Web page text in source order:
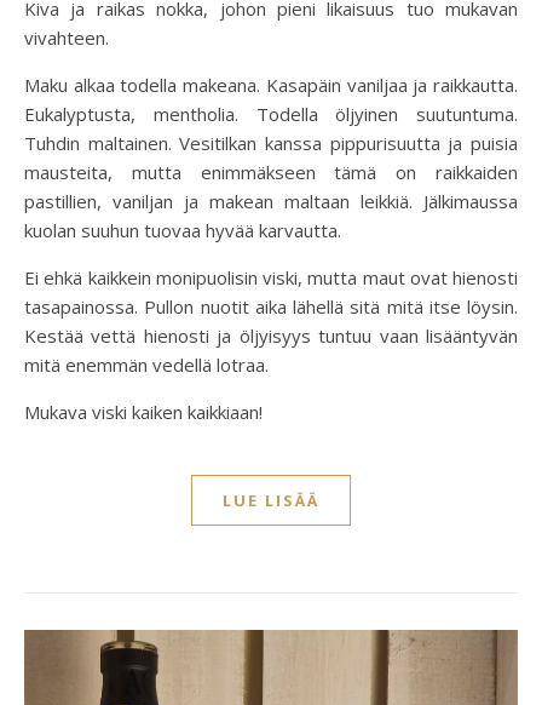
Kiva ja raikas nokka, johon pieni likaisuus tuo mukavan
vivahteen.
Maku alkaa todella makeana. Kasapäin vaniljaa ja raikkautta.
Eukalyptusta, mentholia. Todella öljyinen suutuntuma.
Tuhdin maltainen. Vesitilkan kanssa pippurisuutta ja puisia
mausteita, mutta enimmäkseen tämä on raikkaiden
pastillien, vaniljan ja makean maltaan leikkiä. Jälkimaussa
kuolan suuhun tuovaa hyvää karvautta.
Ei ehkä kaikkein monipuolisin viski, mutta maut ovat hienosti
tasapainossa. Pullon nuotit aika lähellä sitä mitä itse löysin.
Kestää vettä hienosti ja öljyisyys tuntuu vaan lisääntyvän
mitä enemmän vedellä lotraa.
Mukava viski kaiken kaikkiaan!
LUE LISÄÄ